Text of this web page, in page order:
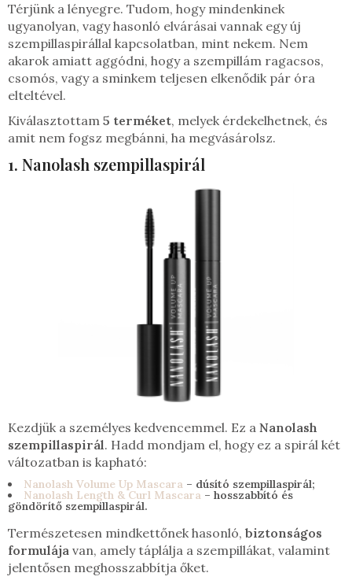
Térjünk a lényegre. Tudom, hogy mindenkinek
ugyanolyan, vagy hasonló elvárásai vannak egy új
szempillaspirállal kapcsolatban, mint nekem. Nem
akarok amiatt aggódni, hogy a szempillám ragacsos,
csomós, vagy a sminkem teljesen elkenődik pár óra
elteltével.
Kiválasztottam 5 terméket, melyek érdekelhetnek, és
amit nem fogsz megbánni, ha megvásárolsz.
1. Nanolash szempillaspirál
Kezdjük a személyes kedvencemmel. Ez a Nanolash
szempillaspirál. Hadd mondjam el, hogy ez a spirál két
változatban is kapható:
Nanolash Volume Up Mascara – dúsító szempillaspirál;
Nanolash Length & Curl Mascara – hosszabbító és
göndörítő szempillaspirál.
Természetesen mindkettőnek hasonló, biztonságos
formulája van, amely táplálja a szempillákat, valamint
jelentősen meghosszabbítja őket.